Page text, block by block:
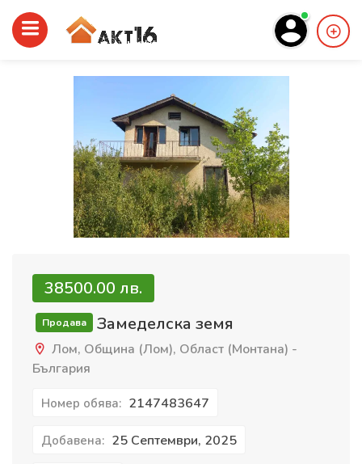
38500.00 лв.
Продава Замеделска земя
Лом, Община (Лом), Област (Монтана) -
България
Номер обява: 2147483647
Добавена: 25 Септември, 2025